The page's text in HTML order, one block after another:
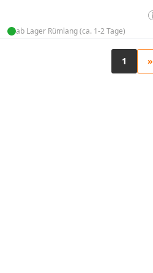
ab Lager Rümlang (ca. 1-2 Tage)
1 »